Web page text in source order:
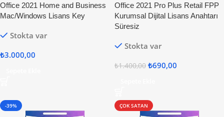
Office 2021 Home and Business
Mac/Windows Lisans Key
Stokta var
₺3.000,00
Office 2021 Pro Plus Retail FPP
Kurumsal Dijital Lisans Anahtarı
Süresiz
Stokta var
₺1.400,00 ₺690,00
-39% ÇOK SATAN